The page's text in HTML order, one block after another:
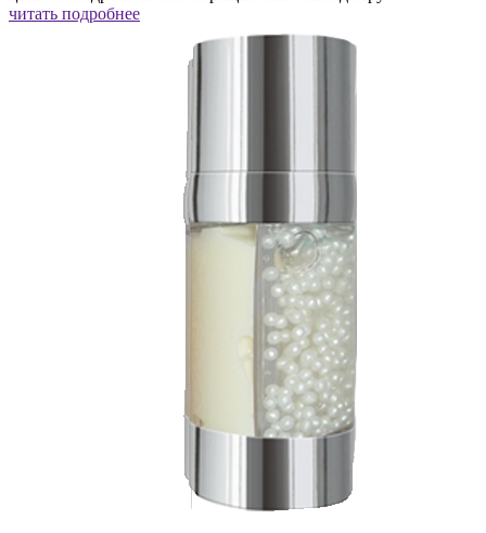
читать подробнее